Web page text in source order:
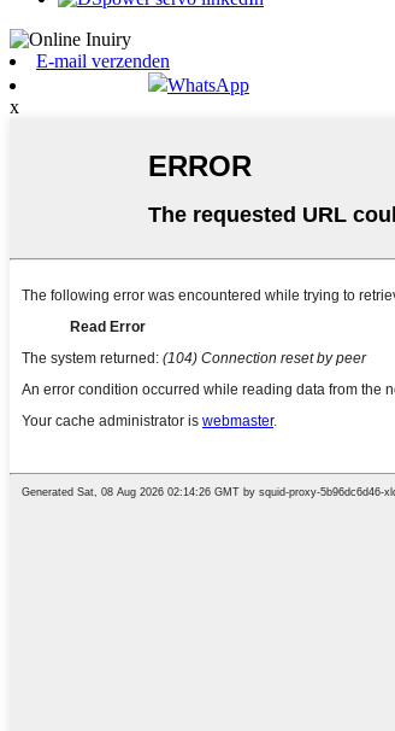
E-mail verzenden
WhatsApp
x